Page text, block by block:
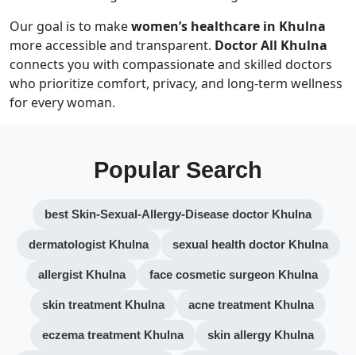
Our goal is to makewomen’s healthcare in Khulna
more accessible and transparent. Doctor All Khulna
connects you with compassionate and skilled doctors
who prioritize comfort, privacy, and long-term wellness
for every woman.
Popular Search
best Skin-Sexual-Allergy-Disease doctor Khulna
dermatologist Khulna sexual health doctor Khulna
allergist Khulna face cosmetic surgeon Khulna
skin treatment Khulna acne treatment Khulna
eczema treatment Khulna skin allergy Khulna